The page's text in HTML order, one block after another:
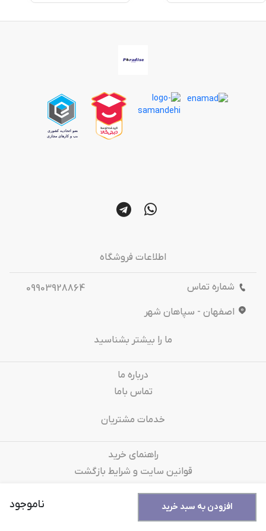
افزودن به سبد خرید ناموجود
اطلاعات فروشگاه
شماره تماس
09903928864
اصفهان - سپاهان شهر
ما را بیشتر بشناسید
درباره‌ ما
تماس باما
خدمات مشتریان
راهنمای خرید
قوانین سایت و شرایط بازگشت